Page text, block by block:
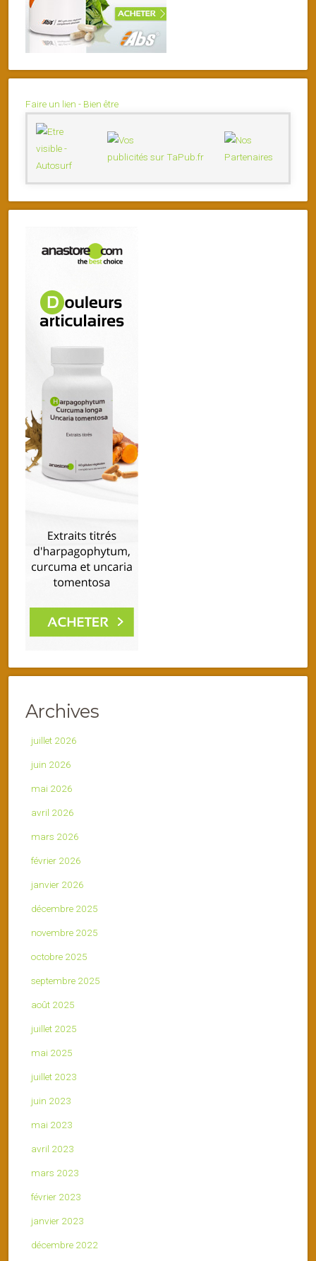
Faire un lien - Bien être
Archives
juillet 2026
juin 2026
mai 2026
avril 2026
mars 2026
février 2026
janvier 2026
décembre 2025
novembre 2025
octobre 2025
septembre 2025
août 2025
juillet 2025
mai 2025
juillet 2023
juin 2023
mai 2023
avril 2023
mars 2023
février 2023
janvier 2023
décembre 2022